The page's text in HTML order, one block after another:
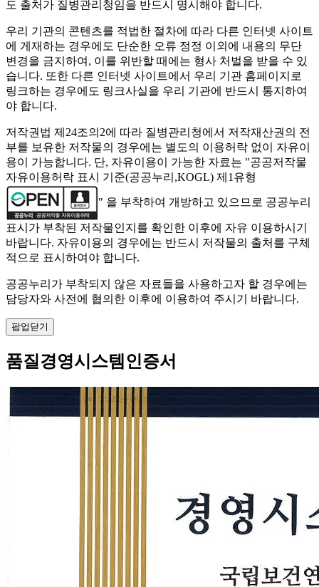
도 출처가 질병관리청임을 반드시 명시해야 합니다.
우리 기관의 콘텐츠를 적법한 절차에 따라 다른 인터넷 사이트
에 게재하는 경우에도 단순한 오류 정정 이외에 내용의 무단
변경을 금지하여, 이를 위반할 때에는 형사 처벌을 받을 수 있
습니다. 또한 다른 인터넷 사이트에서 우리 기관 홈페이지로
링크하는 경우에도 링크사실을 우리 기관에 반드시 통지하여
야 합니다.
저작권법 제24조의2에 따라 질병관리청에서 저작재산권의 전
부를 보유한 저작물의 경우에는 별도의 이용허락 없이 자유이
용이 가능합니다. 단, 자유이용이 가능한 자료는 "공공저작물
자유이용허락 표시 기준(공공누리,KOGL) 제1유형
" 을 부착하여 개방하고 있으므로 공공누리
표시가 부착된 저작물인지를 확인한 이후에 자유 이용하시기
바랍니다. 자유이용의 경우에는 반드시 저작물의 출처를 구체
적으로 표시하여야 합니다.
공공누리가 부착되지 않은 자료들을 사용하고자 할 경우에는
담당자와 사전에 협의한 이후에 이용하여 주시기 바랍니다.
팝업닫기
품질경영시스템인증서